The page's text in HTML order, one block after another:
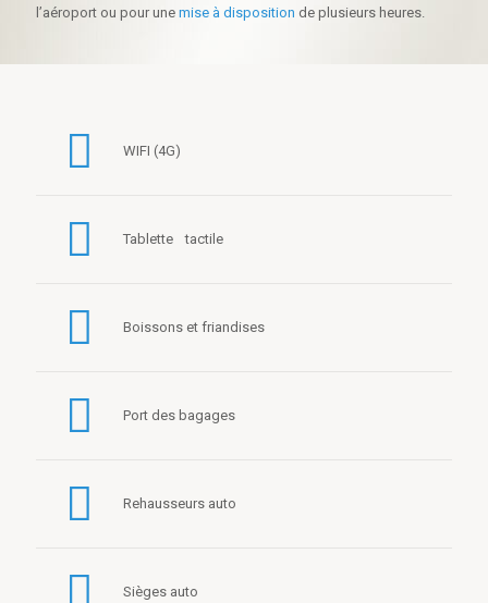
l’aéroport ou pour une mise à disposition de plusieurs heures.
WIFI (4G)
Tablette tactile
Boissons et friandises
Port des bagages
Rehausseurs auto
Sièges auto